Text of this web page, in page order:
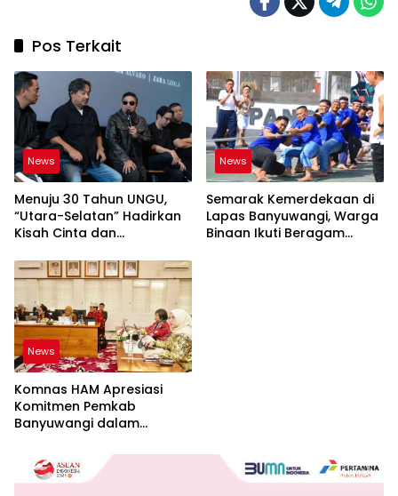
Pos Terkait
News
Menuju 30 Tahun UNGU,
“Utara-Selatan” Hadirkan
Kisah Cinta dan
News
Semarak Kemerdekaan di
Lapas Banyuwangi, Warga
Binaan Ikuti Beragam
News
Komnas HAM Apresiasi
Komitmen Pemkab
Banyuwangi dalam
Hak Asasi Manusia